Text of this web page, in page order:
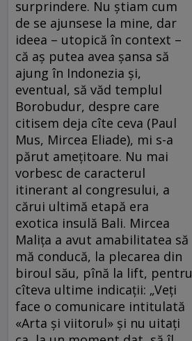
surprindere. Nu ştiam cum
de se ajunsese la mine, dar
ideea – utopică în context –
că aş putea avea şansa să
ajung în Indonezia şi,
eventual, să văd templul
Borobudur, despre care
citisem deja cîte ceva (Paul
Mus, Mircea Eliade), mi s-a
părut ameţitoare. Nu mai
vorbesc de caracterul
itinerant al congresului, a
cărui ultimă etapă era
exotica insulă Bali. Mircea
Maliţa a avut amabilitatea să
mă conducă, la plecarea din
biroul său, pînă la lift, pentru
cîteva ultime indicaţii: „Veţi
face o comunicare intitulată
«Arta şi viitorul» şi nu uitaţi